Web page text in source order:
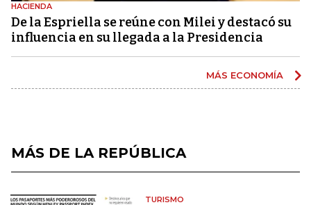
HACIENDA
De la Espriella se reúne con Milei y destacó su
influencia en su llegada a la Presidencia
MÁS ECONOMÍA
MÁS DE LA REPÚBLICA
TURISMO